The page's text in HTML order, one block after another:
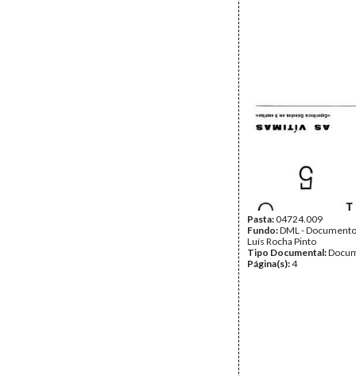
Pasta:04724.009
Fundo:DML -
Luís Rocha Pinto
Tipo Documental:
Página(s):4